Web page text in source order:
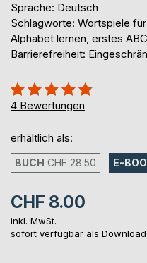
Sprache: Deutsch
Schlagworte: Wortspiele
Alphabet lernen, erstes
Barrierefreiheit:
Bewertung::
95%
4 Bewertungen
erhältlich als:
BUCH CHF 28.50 E-
CHF 8.00
inkl. MwSt.
sofort verfügbar als Download